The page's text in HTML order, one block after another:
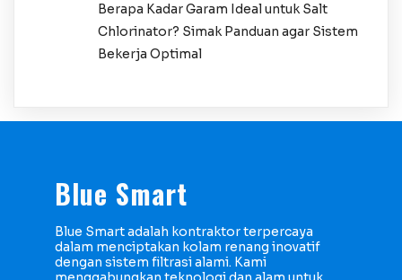
Berapa Kadar Garam Ideal untuk Salt
Chlorinator? Simak Panduan agar Sistem
Bekerja Optimal
Blue Smart
Blue Smart adalah kontraktor terpercaya
dalam menciptakan kolam renang inovatif
dengan sistem filtrasi alami. Kami